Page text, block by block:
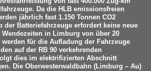
Da die HLB emissionsfreien
jährlich fast 1.150 Tonnen CO2
der Batteriefahrzeuge erfordert keine neue
Wendezeiten in Limburg von über 20
werden für die Aufladung der Fahrzeuge
auf der RB 90 verkehrenden
dies im elektrifizierten Abschnitt
Die Oberwesterwaldbahn (Limburg – Au)